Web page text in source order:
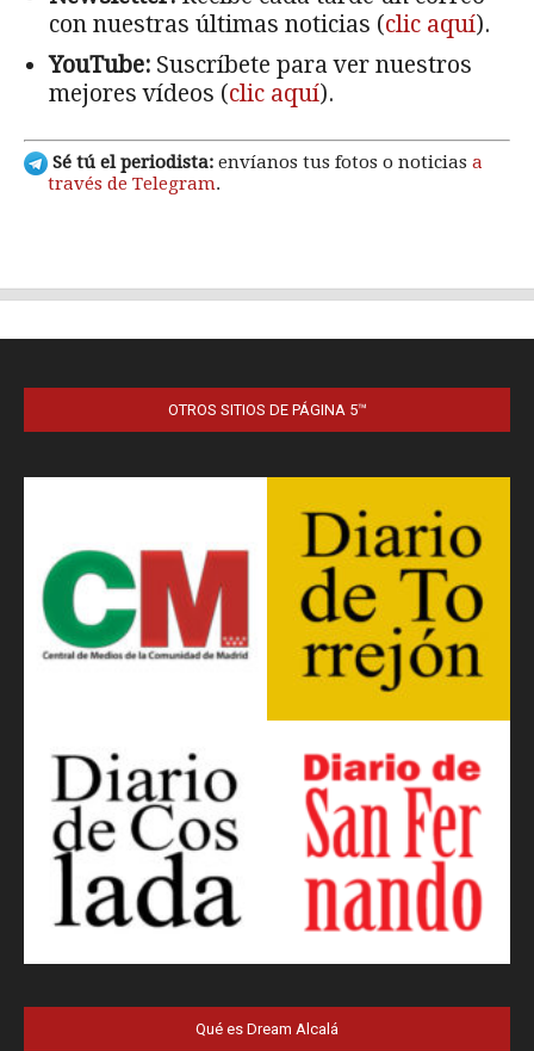
OTROS SITIOS DE PÁGINA 5™
Qué es Dream Alcalá